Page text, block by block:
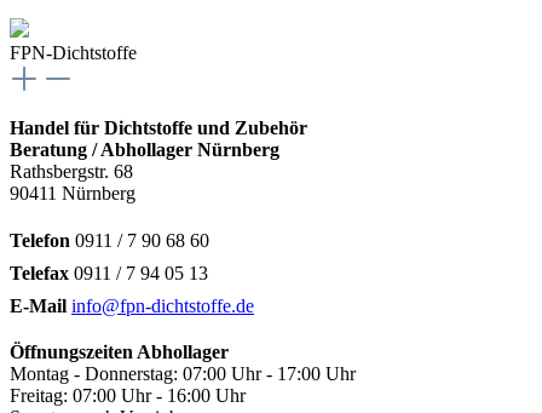
FPN-Dichtstoffe
Handel für Dichtstoffe und Zubehör
Beratung / Abhollager Nürnberg
Rathsbergstr. 68
90411 Nürnberg
Telefon 0911 / 7 90 68 60
Telefax 0911 / 7 94 05 13
E-Mail info@fpn-dichtstoffe.de
Öffnungszeiten Abhollager
Montag - Donnerstag: 07:00 Uhr - 17:00 Uhr
Freitag: 07:00 Uhr - 16:00 Uhr